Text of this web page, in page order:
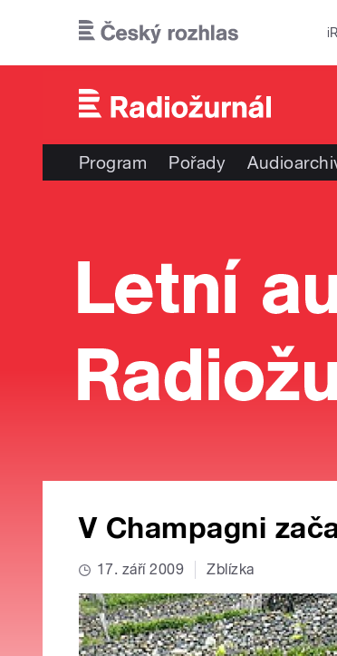
Program Pořady
V Champagni
17. září 2009 Zblízka